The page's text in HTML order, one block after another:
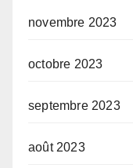
novembre 2023
octobre 2023
septembre 2023
août 2023